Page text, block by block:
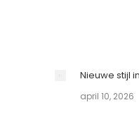
Nieuwe stijl
april 10, 2026